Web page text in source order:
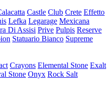
Castle Club Crete Effetto
Lefka Legarage Mexicana
Di Assisi Prive Pulpis Reserve
Statuario Bianco Supreme
Crayons Elemental Stone Exalt
Stone Onyx Rock Salt